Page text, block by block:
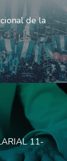
de la
11-